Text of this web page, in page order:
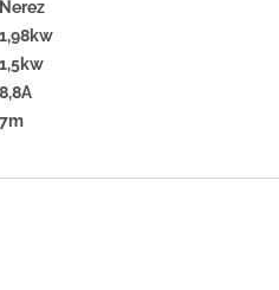
Nerez
1,98kw
1,5kw
8,8A
7m